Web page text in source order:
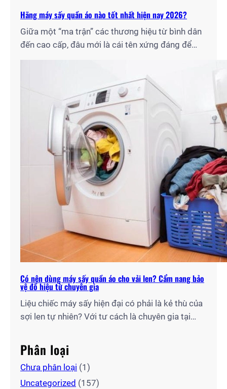
Hãng máy sấy quần áo nào tốt nhất hiện nay 2026?
Giữa một “ma trận” các thương hiệu từ bình dân
đến cao cấp, đâu mới là cái tên xứng đáng để
bạn xuống tiền? Với tư cách là chuyên gia lâu
đặt và bảo trì hàng nghìn chiếc máy sấy cho bà
Có nên dùng máy sấy quần áo cho vải len? Cẩm nang bảo
vệ đồ hiệu từ chuyên gia
Liệu chiếc máy sấy hiện đại có phải là kẻ thù của
sợi len tự nhiên? Với tư cách là chuyên gia tại
hỏi: “Có nên dùng máy sấy quần áo cho vải len
hay không?” và chia sẻ quy trình sấy chuẩn kỹ…
Phân loại
Chưa phân loại (1)
Uncategorized (157)